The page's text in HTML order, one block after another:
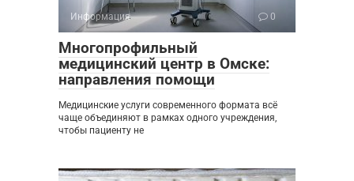
Информация 0
Многопрофильный
медицинский центр в Омске:
направления помощи
Медицинские услуги современного формата всё
чаще объединяют в рамках одного учреждения,
чтобы пациенту не